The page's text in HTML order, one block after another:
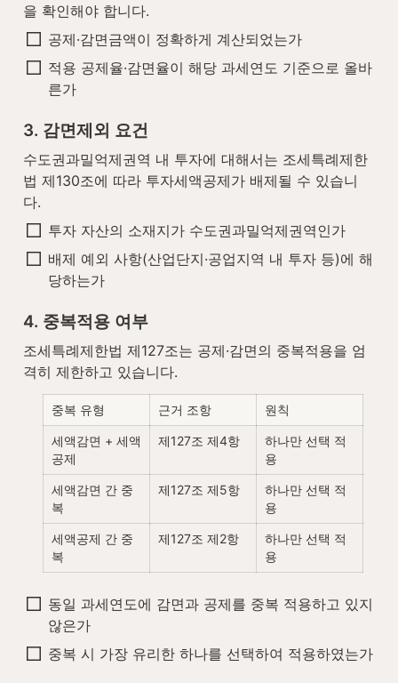
을 확인해야 합니다.
공제·감면금액이 정확하게 계산되었는가
적용 공제율·감면율이 해당 과세연도 기준으로 올바
른가
3. 감면제외 요건
수도권과밀억제권역 내 투자에 대해서는 조세특례제한
법 제130조에 따라 투자세액공제가 배제될 수 있습니
다.
투자 자산의 소재지가 수도권과밀억제권역인가
배제 예외 사항(산업단지·공업지역 내 투자 등)에 해
당하는가
4. 중복적용 여부
조세특례제한법 제127조는 공제·감면의 중복적용을 엄
격히 제한하고 있습니다.
중복 유형 근거 조항 원칙
세액감면 + 세액
공제
제127조 제4항
하나만 선택 적
용
세액감면 간 중
복
제127조 제5항
하나만 선택 적
용
세액공제 간 중
복
제127조 제2항
하나만 선택 적
용
동일 과세연도에 감면과 공제를 중복 적용하고 있지
않은가
중복 시 가장 유리한 하나를 선택하여 적용하였는가